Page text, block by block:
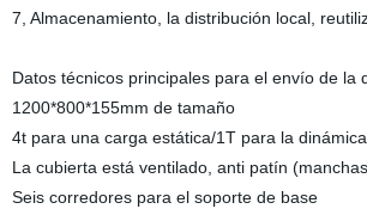
7, Almacenamiento, la distribución local,
Datos técnicos principales para el envío de
1200*800*155mm de tamaño
4t para una carga estática/1T para la dinámica
La cubierta está ventilado, anti patín
Seis corredores para el soporte de base